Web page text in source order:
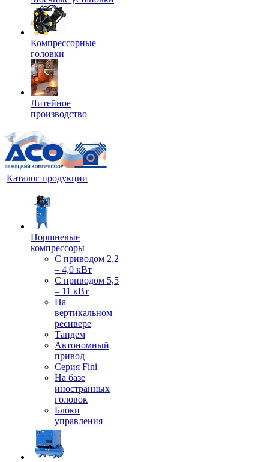
Компрессорные
головки
Литейное
производство
Каталог продукции
Поршневые
компрессоры
С приводом 2,2
– 4,0 кВт
С приводом 5,5
– 11 кВт
На
вертикальном
ресивере
Тандем
Автономный
привод
Серия Fini
На базе
иностранных
головок
Блоки
управления